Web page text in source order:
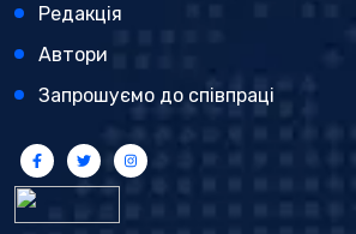
Редакція
Автори
Запрошуємо до співпраці